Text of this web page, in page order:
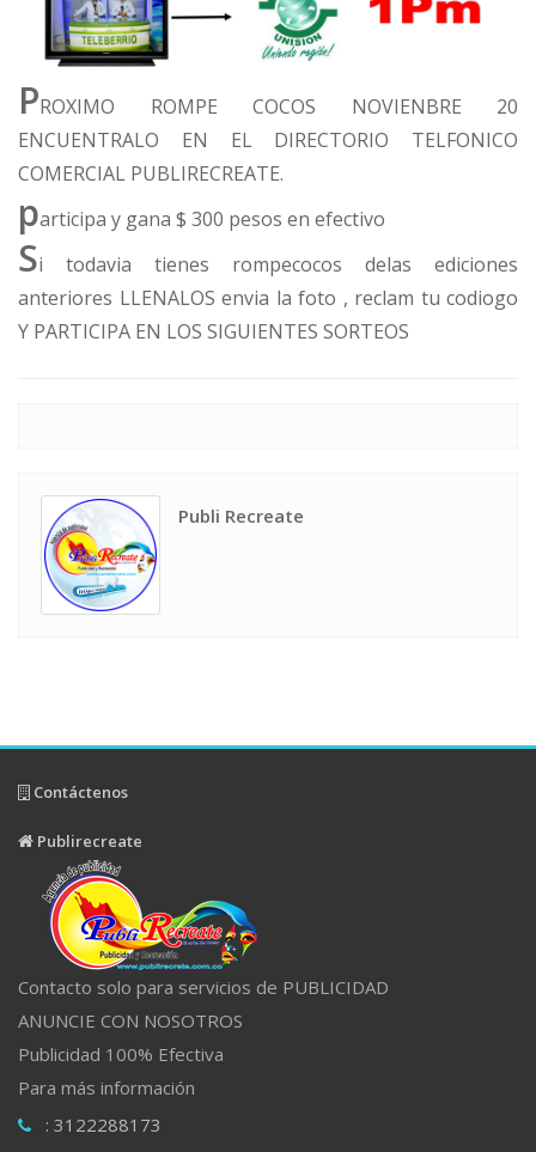
PROXIMO ROMPE COCOS NOVIENBRE 20
ENCUENTRALO EN EL DIRECTORIO TELFONICO
COMERCIAL PUBLIRECREATE.
participa y gana $ 300 pesos en efectivo
Si todavia tienes rompecocos delas ediciones
anteriores LLENALOS envia la foto , reclam tu codiogo
Y PARTICIPA EN LOS SIGUIENTES SORTEOS
Publi Recreate
Contáctenos
Publirecreate
Contacto solo para servicios de PUBLICIDAD
ANUNCIE CON NOSOTROS
Publicidad 100% Efectiva
Para más información
: 3122288173